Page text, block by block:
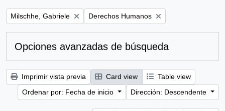
Remove filter:
Milschhe, Gabriele Remove filter:
Derechos Humanos
Opciones avanzadas de búsqueda
Imprimir vista previa Card view
Table view
Ordenar por: Fecha de inicio
Dirección: Descendente